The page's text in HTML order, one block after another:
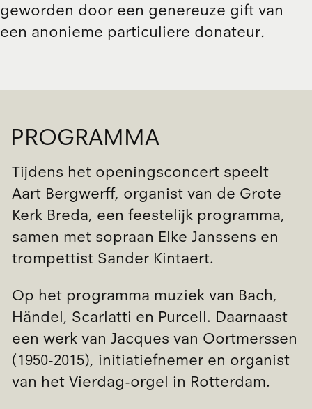
geworden door een genereuze gift van
een anonieme particuliere donateur.
PROGRAMMA
Tijdens het openingsconcert speelt
Aart Bergwerff, organist van de Grote
Kerk Breda, een feestelijk programma,
samen met sopraan Elke Janssens en
trompettist Sander Kintaert.
Op het programma muziek van Bach,
Händel, Scarlatti en Purcell. Daarnaast
een werk van Jacques van Oortmerssen
(1950-2015), initiatiefnemer en organist
van het Vierdag-orgel in Rotterdam.